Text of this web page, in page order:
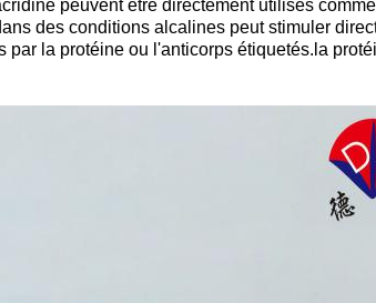
peuvent être directement utilisés
des conditions alcalines peut stimuler
la protéine ou l'anticorps étiquetés.la